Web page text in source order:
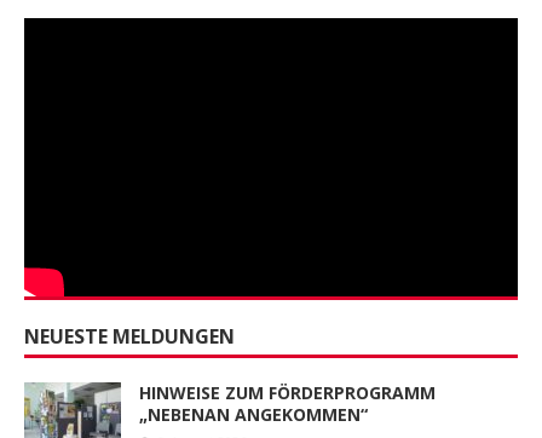
NEUESTE MELDUNGEN
HINWEISE ZUM FÖRDERPROGRAMM
„NEBENAN ANGEKOMMEN“